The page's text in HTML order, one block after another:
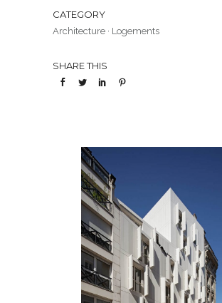
CATEGORY
Architecture · Logements
SHARE THIS